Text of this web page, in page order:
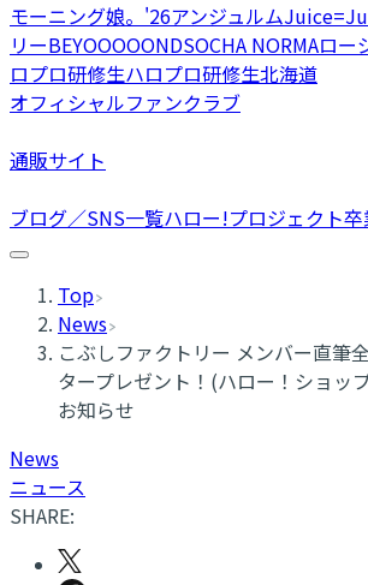
モーニング娘。'26アンジュルム
リーBEYOOOOONDSOCHA NORMAロー
ロプロ研修生ハロプロ研修生北海道
オフィシャルファンクラブ
通販サイト
ブログ／SNS一覧ハロー!プロジェクト
Top
News
こぶしファクトリー メンバー直筆
タープレゼント！(ハロー！ショッ
お知らせ
News
ニュース
SHARE: